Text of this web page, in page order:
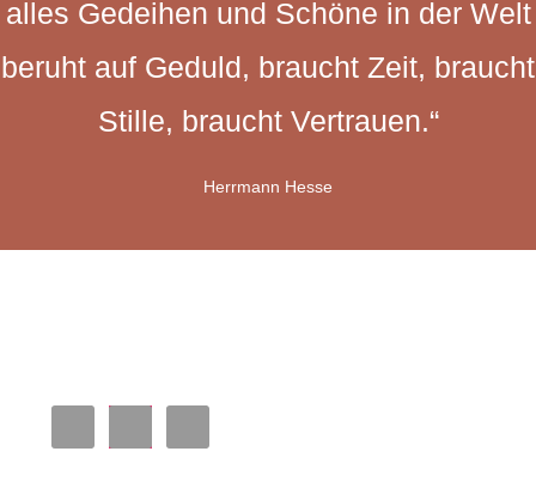
alles Gedeihen und Schöne in der Welt
beruht auf Geduld, braucht Zeit, braucht
Stille, braucht Vertrauen.“
Herrmann Hesse